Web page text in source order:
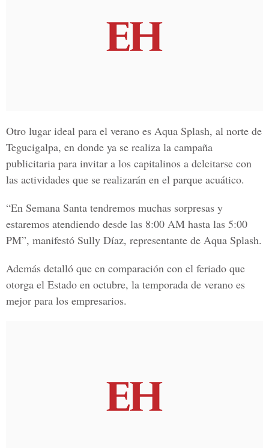
Otro lugar ideal para el verano es Aqua Splash, al norte de
Tegucigalpa, en donde ya se realiza la campaña
publicitaria para invitar a los capitalinos a deleitarse con
las actividades que se realizarán en el parque acuático.
“En Semana Santa tendremos muchas sorpresas y
estaremos atendiendo desde las 8:00 AM hasta las 5:00
PM”, manifestó Sully Díaz, representante de Aqua Splash.
Además detalló que en comparación con el feriado que
otorga el Estado en octubre, la temporada de verano es
mejor para los empresarios.